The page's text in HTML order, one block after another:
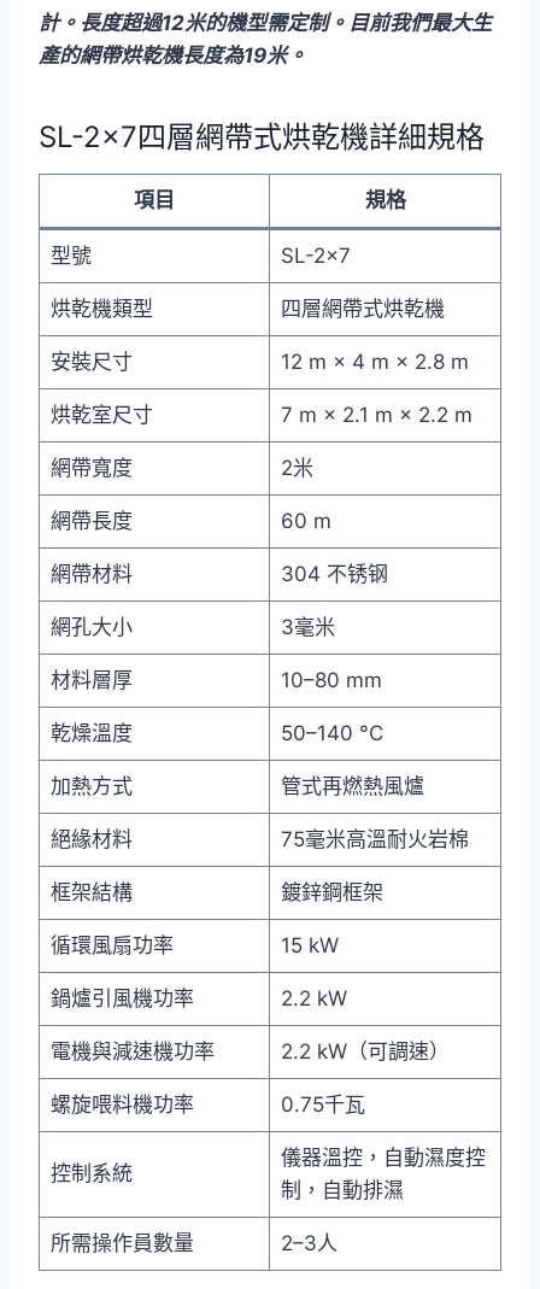
計。長度超過12米的機型需定制。目前我們最大生
產的網帶烘乾機長度為19米。
SL-2×7四層網帶式烘乾機詳細規格
項目 規格
型號 SL-2×7
烘乾機類型 四層網帶式烘乾機
安裝尺寸 12 m × 4 m × 2.8 m
烘乾室尺寸 7 m × 2.1 m × 2.2 m
網帶寬度 2米
網帶長度 60 m
網帶材料 304 不锈钢
網孔大小 3毫米
材料層厚 10–80 mm
乾燥溫度 50–140 °C
加熱方式 管式再燃熱風爐
絕緣材料 75毫米高溫耐火岩棉
框架結構 鍍鋅鋼框架
循環風扇功率 15 kW
鍋爐引風機功率 2.2 kW
電機與減速機功率 2.2 kW（可調速）
螺旋喂料機功率 0.75千瓦
控制系統
儀器溫控，自動濕度控
制，自動排濕
所需操作員數量 2–3人